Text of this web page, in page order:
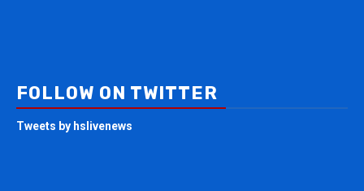
FOLLOW ON TWITTER
Tweets by hslivenews